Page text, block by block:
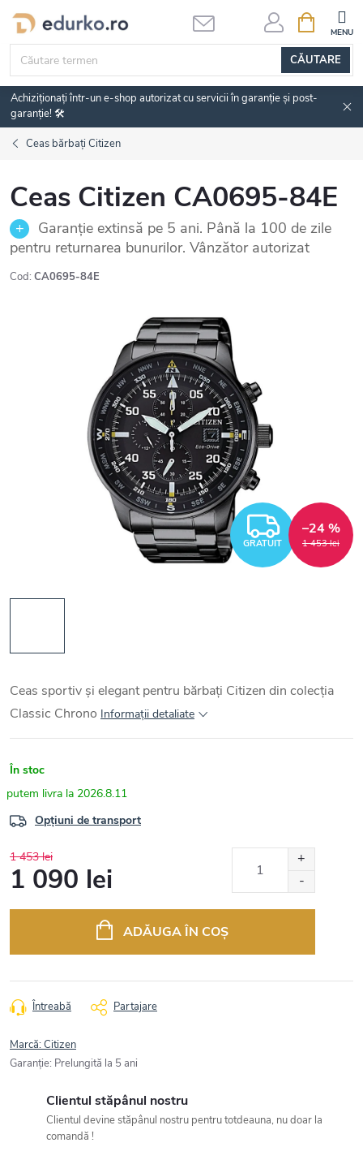
Treci
conținut
CĂUTARE
DE
Achiziționați într-un e-shop autorizat cu servicii în garanție și post-
garanție! 🛠️
Ceas bărbați Citizen
Ceas Citizen CA0695-84E
Garanție extinsă pe 5 ani. Până la 100 de zile
pentru returnarea bunurilor. Vânzător autorizat
Cod: CA0695-84E
GRATUIT 1 453 lei
–24 %
Ceas sportiv și elegant pentru bărbați Citizen din colecția
Classic Chrono Informaţii detaliate
În stoc
2026.8.11
Opțiuni de transport
1 453 lei
1 090 lei
ADĂUGA ÎN COŞ
Întreabă Partajare
Marcă:Citizen
Garanţie: Prelungită la 5 ani
Clientul stăpânul nostru
Clientul devine stăpânul nostru pentru totdeauna, nu doar la
comandă !